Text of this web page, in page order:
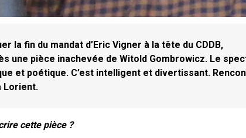
la fin du mandat d’Eric Vigner à la tête du CDDB,
une pièce inachevée de Witold Gombrowicz. Le
et poétique. C’est intelligent et divertissant.
Lorient.
cette pièce ?